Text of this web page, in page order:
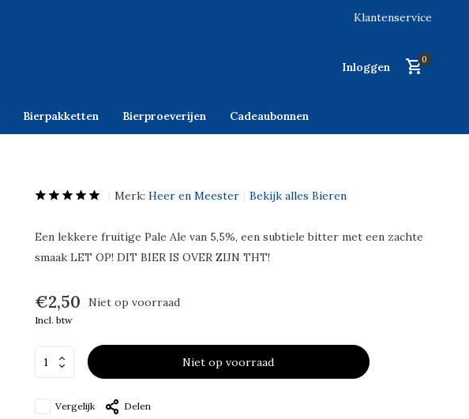
Klantenservice
Inloggen
0
Bierpakketten Bierproeverijen Cadeaubonnen
Merk: Heer en Meester Bekijk alles Bieren
Een lekkere fruitige Pale Ale van 5,5%, een subtiele bitter met een zachte
smaak LET OP! DIT BIER IS OVER ZIJN THT!
€2,50 Niet op voorraad
Incl. btw
Niet op voorraad
Vergelijk Delen